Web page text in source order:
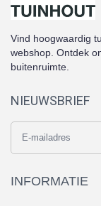
Vind hoogwaardig
webshop. Ontdek
buitenruimte.
NIEUWSBRIEF
INFORMATIE